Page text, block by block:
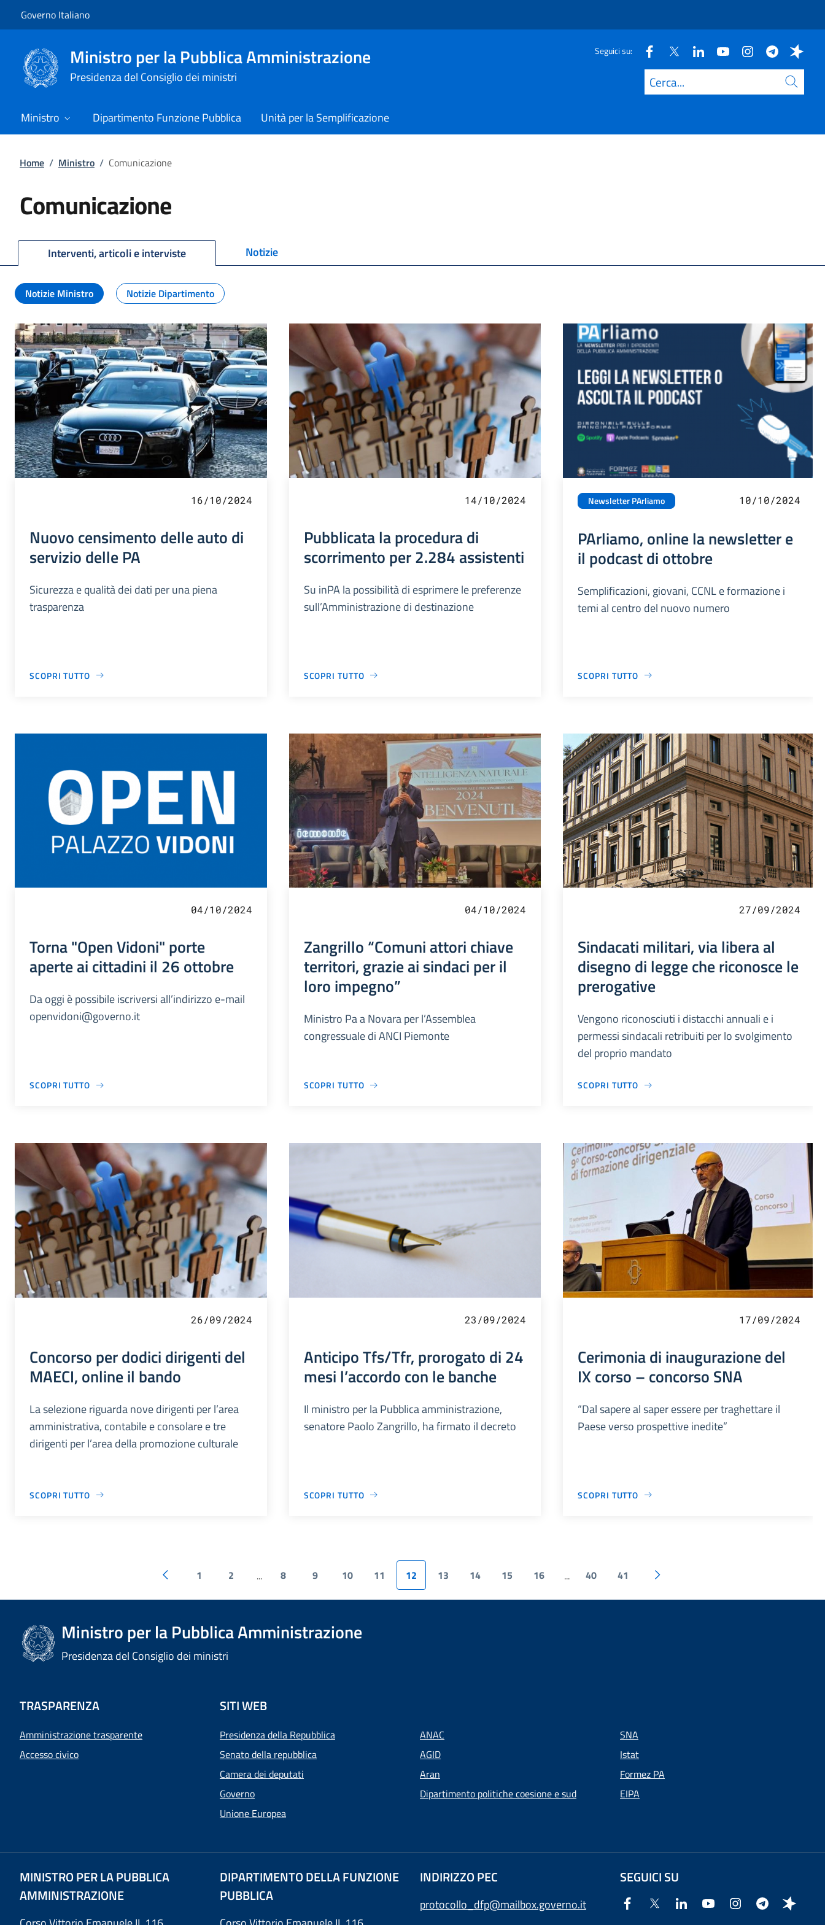
Governo Italiano
Ministro per la Pubblica Amministrazione
Presidenza del Consiglio dei ministri
Seguici su:
Cerca
Ministro Dipartimento Funzione Pubblica Unità per la Semplificazione
Home / Ministro / Comunicazione
Comunicazione
Interventi, articoli e interviste Notizie
Notizie Ministro Notizie Dipartimento
16/10/2024
Nuovo censimento delle auto di
servizio delle PA
Sicurezza e qualità dei dati per una piena
trasparenza
SCOPRI TUTTO
14/10/2024
Pubblicata la procedura di
scorrimento per 2.284 assistenti
Su inPA la possibilità di esprimere le preferenze
sull’Amministrazione di destinazione
SCOPRI TUTTO
Newsletter PArliamo 10/10/2024
PArliamo, online la newsletter e
il podcast di ottobre
Semplificazioni, giovani, CCNL e formazione i
temi al centro del nuovo numero
SCOPRI TUTTO
04/10/2024
Torna "Open Vidoni" porte
aperte ai cittadini il 26 ottobre
Da oggi è possibile iscriversi all’indirizzo e-mail
openvidoni@governo.it
SCOPRI TUTTO
04/10/2024
Zangrillo “Comuni attori chiave
territori, grazie ai sindaci per il
loro impegno”
Ministro Pa a Novara per l’Assemblea
congressuale di ANCI Piemonte
SCOPRI TUTTO
27/09/2024
Sindacati militari, via libera al
disegno di legge che riconosce le
prerogative
Vengono riconosciuti i distacchi annuali e i
permessi sindacali retribuiti per lo svolgimento
del proprio mandato
SCOPRI TUTTO
26/09/2024
Concorso per dodici dirigenti del
MAECI, online il bando
La selezione riguarda nove dirigenti per l’area
amministrativa, contabile e consolare e tre
dirigenti per l’area della promozione culturale
SCOPRI TUTTO
23/09/2024
Anticipo Tfs/Tfr, prorogato di 24
mesi l’accordo con le banche
Il ministro per la Pubblica amministrazione,
senatore Paolo Zangrillo, ha firmato il decreto
SCOPRI TUTTO
17/09/2024
Cerimonia di inaugurazione del
IX corso – concorso SNA
“Dal sapere al saper essere per traghettare il
Paese verso prospettive inedite”
SCOPRI TUTTO
1 2 ... 8 9 10 11 12 13 14 15 16 ... 40 41
Ministro per la Pubblica Amministrazione
Presidenza del Consiglio dei ministri
TRASPARENZA
Amministrazione trasparente
Accesso civico
SITI WEB
Presidenza della Repubblica
Senato della repubblica
Camera dei deputati
Governo
Unione Europea
ANAC
AGID
Aran
Dipartimento politiche coesione e sud
SNA
Istat
Formez PA
EIPA
MINISTRO PER LA PUBBLICA
AMMINISTRAZIONE
DIPARTIMENTO DELLA FUNZIONE
PUBBLICA
INDIRIZZO PEC
protocollo_dfp@mailbox.governo.it
SEGUICI SU